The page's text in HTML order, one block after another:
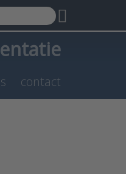
automatically as you
contact